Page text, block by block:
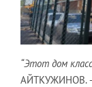
“Этот дом
АЙТКУЖИНОВ.